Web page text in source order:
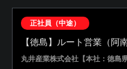
正社員（中途）
【徳島】ルート営業（阿
丸井産業株式会社【本社：徳島